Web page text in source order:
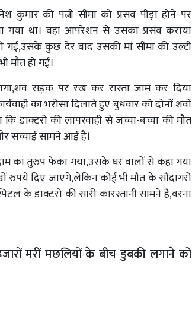
कुमार की पत्नी सीमा को प्रसव पीड़ा होने पर
गया था। वहां आपरेशन से उसका प्रसव कराया
गई,उसके कुछ देर बाद उसकी मां सीमा की उल्टी
मौत हो गई।
सड़क पर रख कर रास्ता जाम कर दिया
का भरोसा दिलाते हुए बुधवार को दोनों शवों
कि डाक्टरो की लापरवाही से जच्चा-बच्चा की मौत
सच्चाई सामने आई है।
का तुरुप फेंका गया,उसके घर वालों से कहा गया
रुपयें दिए जाएगे,लेकिन कोई भी मौत के सौदागरों
के डाक्टरो की सारी कारस्तानी सामने है,वरना
मरीं मछलियों के बीच डुबकी लगाने को